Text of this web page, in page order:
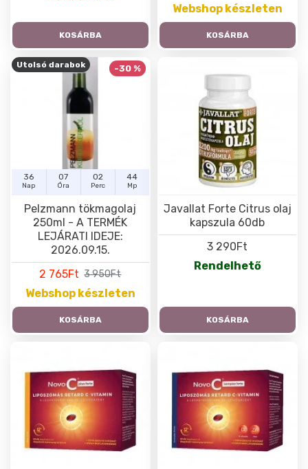
KOSÁRBA
Webshop készleten
KOSÁRBA
Utolsó darabok -30 %
36
Nap
07
Óra
02
Perc
44
Mp
Pelzmann tökmagolaj
250ml - A TERMÉK
LEJÁRATI IDEJE:
2026.09.15.
2 765Ft 3 950Ft
Webshop készleten
KOSÁRBA
Javallat Forte Citrus olaj
kapszula 60db
3 290Ft
Rendelhető
KOSÁRBA